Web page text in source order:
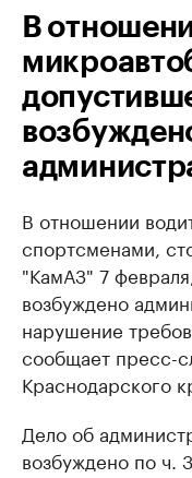
В
В отношении
спортсменами,
"КамАЗ" 7
возбуждено
нарушение
сообщает пресс-
Краснодарского
Дело об
возбуждено по ч.